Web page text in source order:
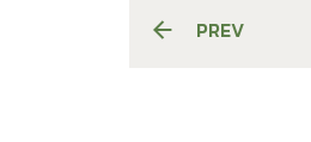
PREV